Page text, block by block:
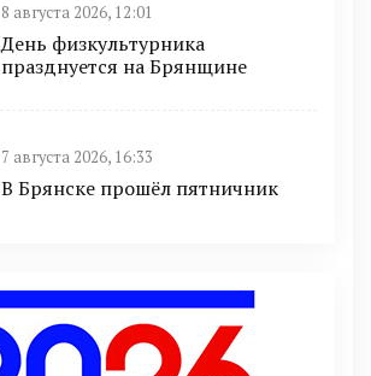
8 августа 2026, 12:01
День физкультурника
празднуется на Брянщине
7 августа 2026, 16:33
В Брянске прошёл пятничник